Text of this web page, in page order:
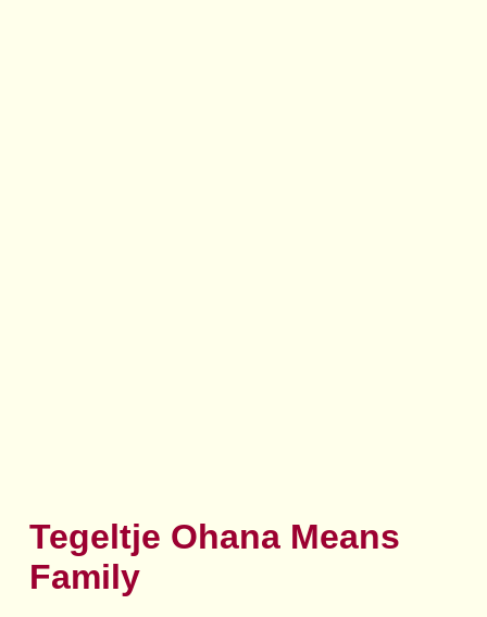
Tegeltje Ohana Means
Family